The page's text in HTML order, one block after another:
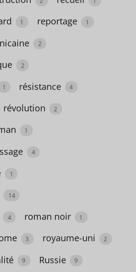
1 reportage 1
2
2
1 résistance 4
révolution 2
1
4
1
14
4 roman noir 1
3 royaume-uni 2
9 Russie 9